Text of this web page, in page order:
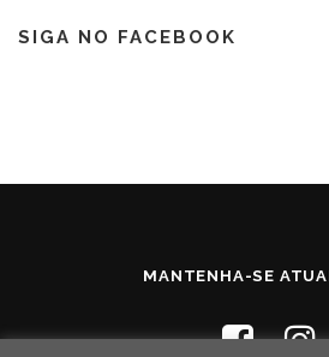
SIGA NO FACEBOOK
MANTENHA-SE